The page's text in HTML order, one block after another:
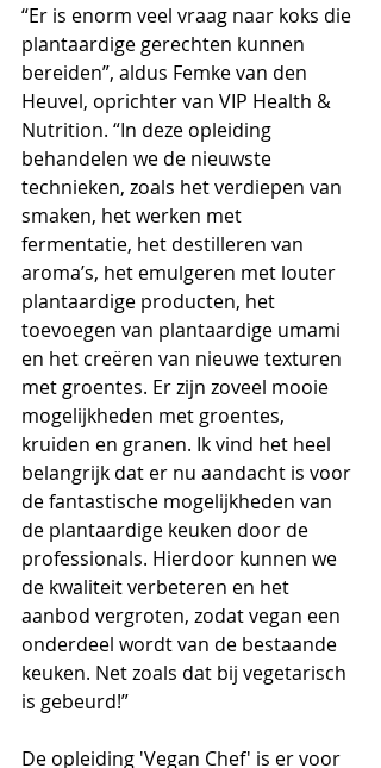
“Er is enorm veel vraag naar koks die
plantaardige gerechten kunnen
bereiden”, aldus Femke van den
Heuvel, oprichter van VIP Health &
Nutrition. “In deze opleiding
behandelen we de nieuwste
technieken, zoals het verdiepen van
smaken, het werken met
fermentatie, het destilleren van
aroma’s, het emulgeren met louter
plantaardige producten, het
toevoegen van plantaardige umami
en het creëren van nieuwe texturen
met groentes. Er zijn zoveel mooie
mogelijkheden met groentes,
kruiden en granen. Ik vind het heel
belangrijk dat er nu aandacht is voor
de fantastische mogelijkheden van
de plantaardige keuken door de
professionals. Hierdoor kunnen we
de kwaliteit verbeteren en het
aanbod vergroten, zodat vegan een
onderdeel wordt van de bestaande
keuken. Net zoals dat bij vegetarisch
is gebeurd!”
De opleiding 'Vegan Chef' is er voor